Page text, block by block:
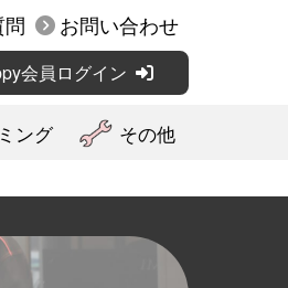
お問い合わせ
会員ログイン
ング その他